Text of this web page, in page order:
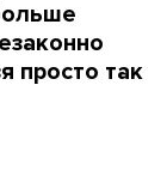
просто так